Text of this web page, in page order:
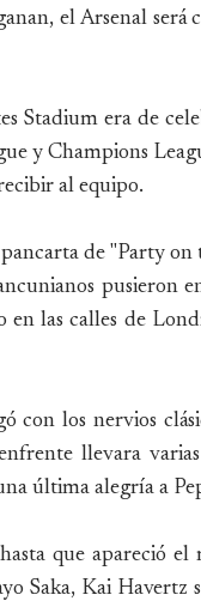
el Arsenal será
Stadium era de
y Champions
al equipo.
de "Party
pusieron
las calles de
los nervios
llevara varias
última alegría a
que apareció el
Saka, Kai Havertz